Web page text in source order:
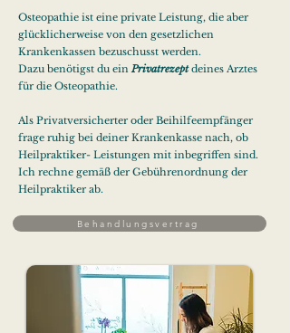
Osteopathie ist eine private Leistung, die aber
glücklicherweise von den gesetzlichen
Krankenkassen bezuschusst werden.
Dazu benötigst du einPrivatrezeptdeines Arztes
für die Osteopathie.
Als Privatversicherter oder Beihilfeempfänger
frage ruhig bei deiner Krankenkasse nach, ob
Heilpraktiker- Leistungen mit inbegriffen sind.
Ich rechne gemäß der Gebührenordnung der
Heilpraktiker ab.
Behandlungsvertrag